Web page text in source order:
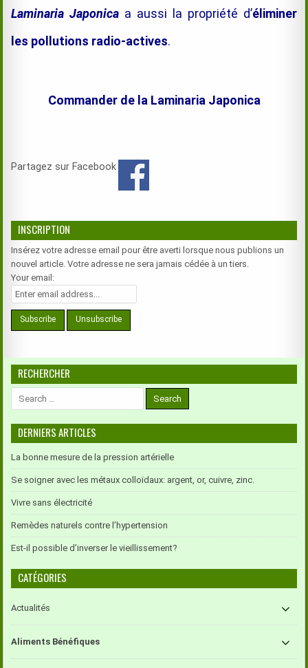
Laminaria Japonica a aussi la propriété d’éliminer
les pollutions radio-actives.
Commander de la Laminaria Japonica
Partagez sur Facebook
INSCRIPTION
Insérez votre adresse email pour être averti lorsque nous publions un
nouvel article. Votre adresse ne sera jamais cédée à un tiers.
Your email:
RECHERCHER
DERNIERS ARTICLES
La bonne mesure de la pression artérielle
Se soigner avec les métaux colloïdaux: argent, or, cuivre, zinc.
Vivre sans électricité
Remèdes naturels contre l’hypertension
Est-il possible d’inverser le vieillissement?
CATÉGORIES
Actualités
Aliments Bénéfiques